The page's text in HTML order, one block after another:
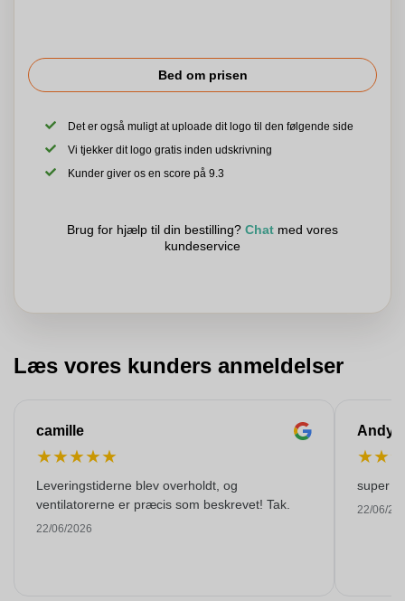
Bed om prisen
Det er også muligt at uploade dit logo til den følgende side
Vi tjekker dit logo gratis inden udskrivning
Kunder giver os en score på 9.3
Brug for hjælp til din bestilling? Chat med vores
kundeservice
Læs vores kunders anmeldelser
camille
★★★★★
Leveringstiderne blev overholdt, og
ventilatorerne er præcis som beskrevet! Tak.
22/06/2026
Andy
★★
super
22/06/